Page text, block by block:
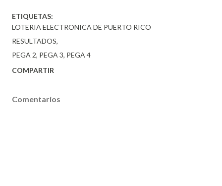
ETIQUETAS:
LOTERIA ELECTRONICA DE PUERTO RICO
RESULTADOS
PEGA 2 PEGA 3 PEGA 4
COMPARTIR
Comentarios